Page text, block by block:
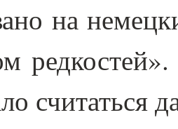
на
считаться